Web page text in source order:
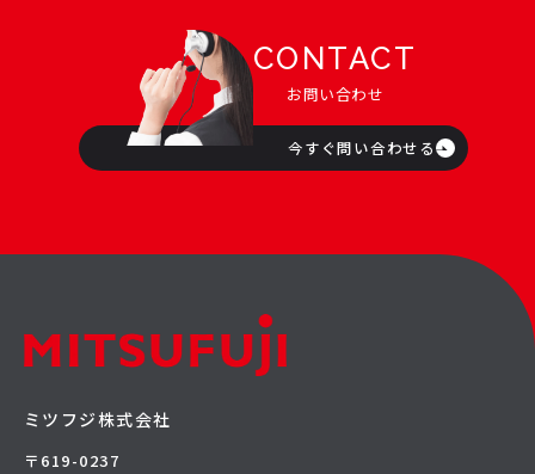
CONTACT
お問い合わせ
今すぐ問い合わせる
ミツフジ株式会社
〒619-0237